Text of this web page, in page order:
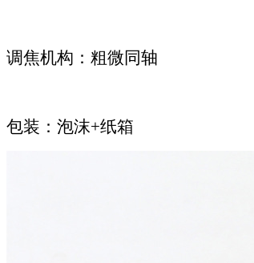
调焦机构：粗微同轴
包装：泡沫+纸箱